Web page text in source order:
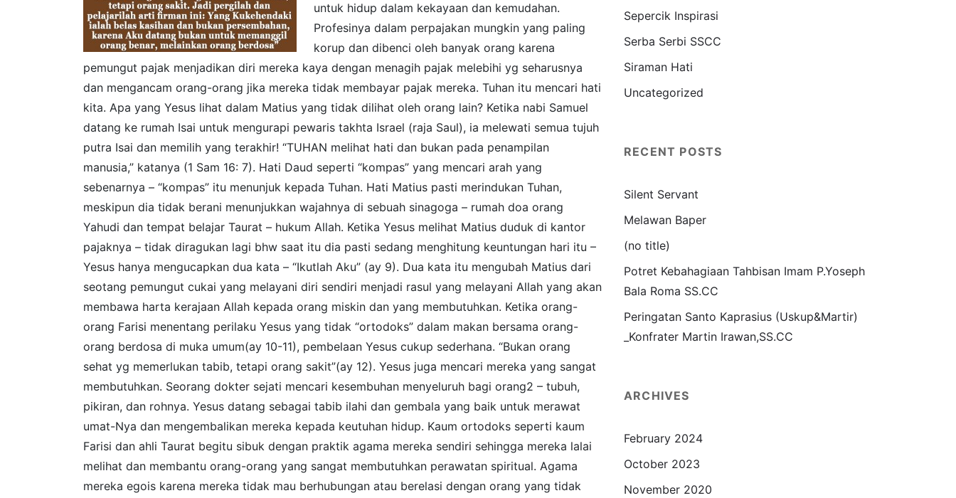
untuk hidup dalam kekayaan dan kemudahan.
Profesinya dalam perpajakan mungkin yang paling
korup dan dibenci oleh banyak orang karena
pemungut pajak menjadikan diri mereka kaya dengan menagih pajak melebihi yg seharusnya
dan mengancam orang-orang jika mereka tidak membayar pajak mereka. Tuhan itu mencari hati
kita. Apa yang Yesus lihat dalam Matius yang tidak dilihat oleh orang lain? Ketika nabi Samuel
datang ke rumah Isai untuk mengurapi pewaris takhta Israel (raja Saul), ia melewati semua tujuh
putra Isai dan memilih yang terakhir! “TUHAN melihat hati dan bukan pada penampilan
manusia,” katanya (1 Sam 16: 7). Hati Daud seperti “kompas” yang mencari arah yang
sebenarnya – “kompas” itu menunjuk kepada Tuhan. Hati Matius pasti merindukan Tuhan,
meskipun dia tidak berani menunjukkan wajahnya di sebuah sinagoga – rumah doa orang
Yahudi dan tempat belajar Taurat – hukum Allah. Ketika Yesus melihat Matius duduk di kantor
pajaknya – tidak diragukan lagi bhw saat itu dia pasti sedang menghitung keuntungan hari itu –
Yesus hanya mengucapkan dua kata – “Ikutlah Aku” (ay 9). Dua kata itu mengubah Matius dari
seotang pemungut cukai yang melayani diri sendiri menjadi rasul yang melayani Allah yang akan
membawa harta kerajaan Allah kepada orang miskin dan yang membutuhkan. Ketika orang-
orang Farisi menentang perilaku Yesus yang tidak “ortodoks” dalam makan bersama orang-
orang berdosa di muka umum(ay 10-11), pembelaan Yesus cukup sederhana. “Bukan orang
sehat yg memerlukan tabib, tetapi orang sakit”(ay 12). Yesus juga mencari mereka yang sangat
membutuhkan. Seorang dokter sejati mencari kesembuhan menyeluruh bagi orang2 – tubuh,
pikiran, dan rohnya. Yesus datang sebagai tabib ilahi dan gembala yang baik untuk merawat
umat-Nya dan mengembalikan mereka kepada keutuhan hidup. Kaum ortodoks seperti kaum
Farisi dan ahli Taurat begitu sibuk dengan praktik agama mereka sendiri sehingga mereka lalai
melihat dan membantu orang-orang yang sangat membutuhkan perawatan spiritual. Agama
mereka egois karena mereka tidak mau berhubungan atau berelasi dengan orang yang tidak
Sepercik Inspirasi
Serba Serbi SSCC
Siraman Hati
Uncategorized
RECENT POSTS
Silent Servant
Melawan Baper
(no title)
Potret Kebahagiaan Tahbisan Imam P.Yoseph
Bala Roma SS.CC
Peringatan Santo Kaprasius (Uskup&Martir)
_Konfrater Martin Irawan,SS.CC
ARCHIVES
February 2024
October 2023
November 2020